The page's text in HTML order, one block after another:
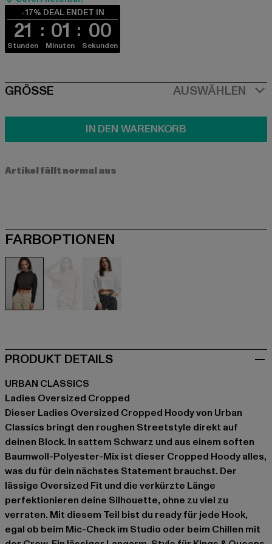
-17% DEAL ENDET IN
21
Stunden
00
Minuten
59
Sekunden
SIZE
GRÖSSE AUSWÄHLEN
IN DEN WARENKORB
Artikel fällt normal aus
FARBOPTIONEN
PRODUKT DETAILS
URBAN CLASSICS
Ladies Oversized Cropped
Dieser Ladies Oversized Cropped Hoody von Urban
Classics bringt den roughen Streetstyle direkt auf
deinen Block. In sattem Schwarz und aus einem soften
Baumwoll-Polyester-Mix ist dieser Cropped Hoody alles,
was du für dein nächstes Statement brauchst. Der
lässige Oversized Fit und die verkürzte Länge
perfektionieren deine Silhouette, ohne zu viel zu
verraten. Mit diesem Teil bist du ready für jede Hook,
egal ob beim Mic-Check im Studio oder beim Chillen mit